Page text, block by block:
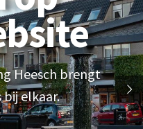
Heesch brengt
bij elkaar.